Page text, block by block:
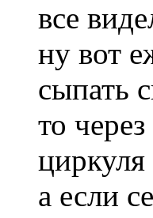
все
ну вот
сыпать
то
а если